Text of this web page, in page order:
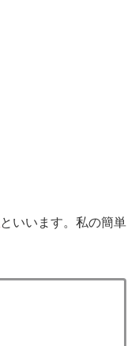
といいます。私の簡単